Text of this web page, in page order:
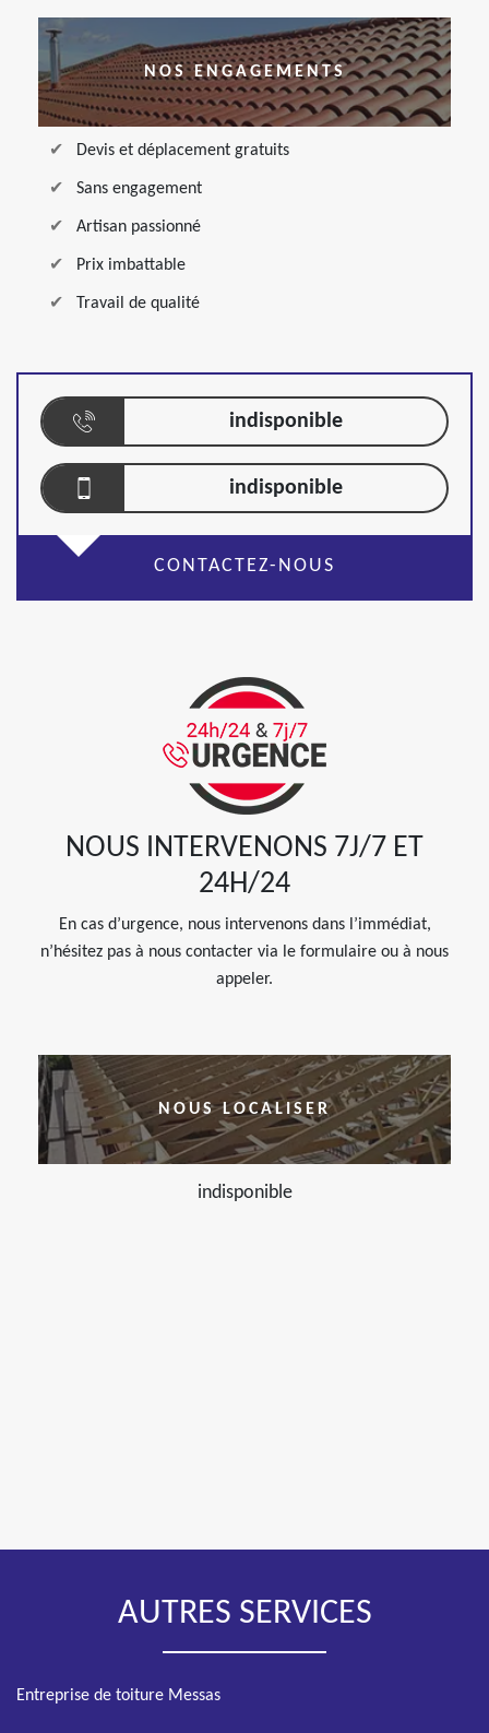
NOS ENGAGEMENTS
Devis et déplacement gratuits
Sans engagement
Artisan passionné
Prix imbattable
Travail de qualité
indisponible
indisponible
CONTACTEZ-NOUS
NOUS INTERVENONS 7J/7 ET
24H/24
En cas d’urgence, nous intervenons dans l’immédiat,
n’hésitez pas à nous contacter via le formulaire ou à nous
appeler.
NOUS LOCALISER
indisponible
AUTRES SERVICES
Entreprise de toiture Messas